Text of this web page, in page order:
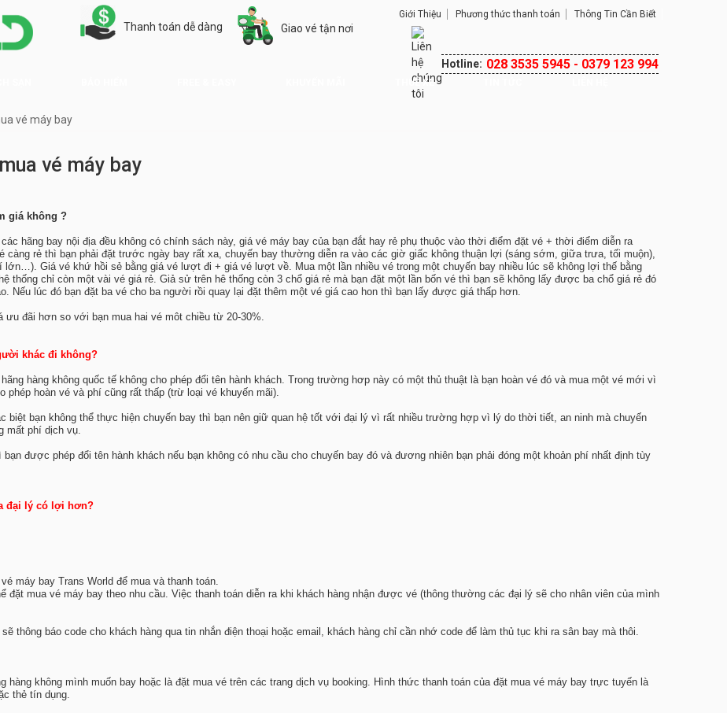
Thanh toán dễ dàng Giao vé tận nơi
Giới Thiệu Phương thức thanh toán Thông Tin Cần Biết
Hotline: 028 3535 5945 - 0379 123 994
THUÊ XE
vé máy bay
vé máy bay
giá không ?
hãng bay nội địa đều không có chính sách này, giá vé máy bay của bạn đắt hay rẻ phụ thuộc vào thời điểm đặt vé + thời điểm diễn ra
càng rẻ thì bạn phải đặt trước ngày bay rất xa, chuyến bay thường diễn ra vào các giờ giấc không thuận lợi (sáng sớm, giữa trưa, tối muộn),
Giá vé khứ hồi sẻ bằng giá vé lượt đi + giá vé lượt về. Mua một lần nhiều vé trong một chuyến bay nhiều lúc sẽ không lợi thế bằng
thống chỉ còn một vài vé giá rẻ. Giả sử trên hê thống còn 3 chổ giá rẻ mà bạn đặt một lần bốn vé thì bạn sẽ không lấy được ba chổ giá rẻ đó
Nếu lúc đó bạn đặt ba vé cho ba người rồi quay lại đặt thêm một vé giá cao hon thì bạn lấy được giá thấp hơn.
đãi hơn so với bạn mua hai vé môt chiều từ 20-30%.
khác đi không?
hàng không quốc tế không cho phép đổi tên hành khách. Trong trường hơp này có một thủ thuật là bạn hoàn vé đó và mua một vé mới vì
hoàn vé và phí cũng rất thấp (trừ loại vé khuyến mãi).
biệt bạn không thể thực hiện chuyến bay thì bạn nên giữ quan hệ tốt với đại lý vì rất nhiều trường hợp vì lý do thời tiết, an ninh mà chuyến
mất phí dịch vụ.
được phép đổi tên hành khách nếu bạn không có nhu cầu cho chuyến bay đó và đương nhiên bạn phải đóng một khoản phí nhất định tùy
đại lý có lợi hơn?
máy bay Trans World để mua và thanh toán.
đặt mua vé máy bay theo nhu cầu. Việc thanh toán diễn ra khi khách hàng nhận được vé (thông thường các đại lý sẽ cho nhân viên của mình
thông báo code cho khách hàng qua tin nhắn điện thoại hoặc email, khách hàng chỉ cần nhớ code để làm thủ tục khi ra sân bay mà thôi.
hàng không mình muốn bay hoặc là đặt mua vé trên các trang dịch vụ booking. Hình thức thanh toán của đặt mua vé máy bay trực tuyến là
thẻ tín dụng.